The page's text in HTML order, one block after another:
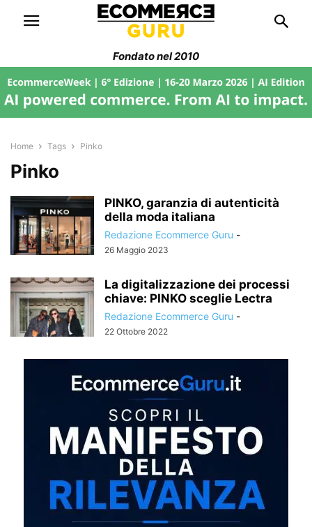
Fondato nel 2010
Home Tags Pinko
Pinko
PINKO, garanzia di autenticità
della moda italiana
Redazione Ecommerce Guru -
26 Maggio 2023
La digitalizzazione dei processi
chiave: PINKO sceglie Lectra
Redazione Ecommerce Guru -
22 Ottobre 2022